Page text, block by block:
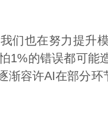
也在努力提升
1%的错误都可能
容许AI在部分环